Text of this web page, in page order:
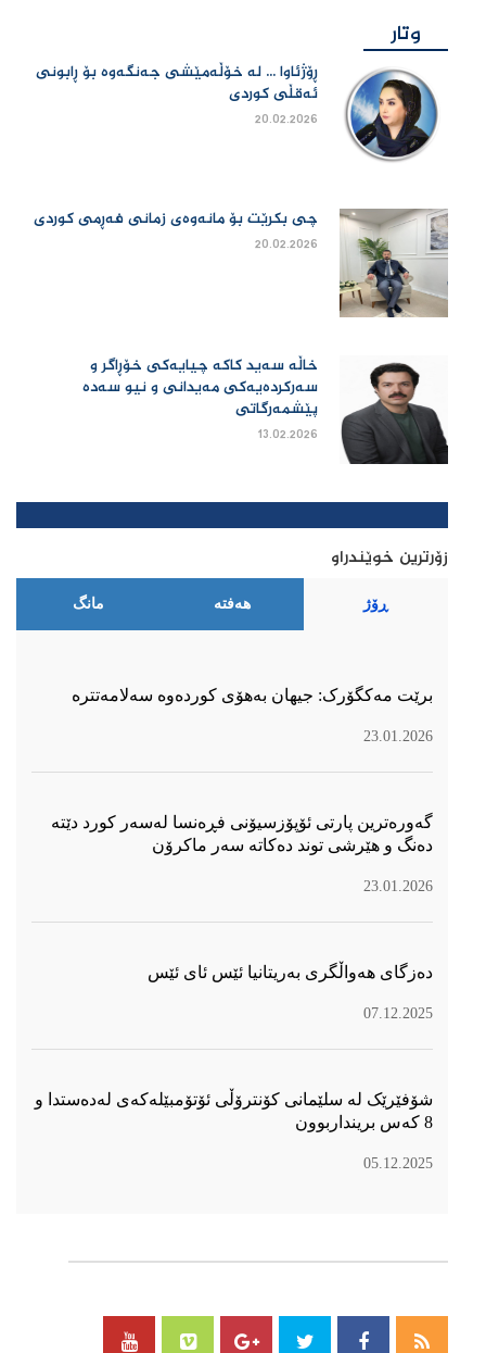
وتار
ڕۆژئاوا ... لە خۆڵەمێشی جەنگەوە بۆ ڕابونی
ئەقڵی کوردی
20.02.2026
چی بكرێت بۆ مانەوەی زمانی فەڕمی كوردی
20.02.2026
خاڵە سەید کاکە چیایەکی خۆڕاگر و
سەرکردەیەکی مەیدانی و نیو سەدە
پێشمەرگاتی
13.02.2026
زۆرترین خوێندراو
ڕۆژ هەفتە مانگ
برێت مەکگۆرک: جیهان بەهۆی کوردەوە سەلامەتترە
23.01.2026
گەورەترین پارتی ئۆپۆزسیۆنی فڕەنسا لەسەر كورد دێتە
دەنگ و هێرشی توند دەكاتە سەر ماكرۆن
23.01.2026
دەزگای هەواڵگری بەریتانیا ئێس ئای ئێس
07.12.2025
شۆفێرێک لە سلێمانی کۆنترۆڵی ئۆتۆمبێلەکەی لەدەستدا و
8 کەس برینداربوون
05.12.2025